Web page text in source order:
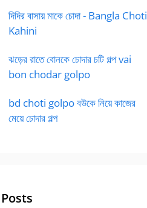
দিদির বাসায় মাকে চোদা - Bangla Choti
Kahini
ঝড়ের রাতে বোনকে চোদার চটি গল্প vai
bon chodar golpo
bd choti golpo বউকে নিয়ে কাজের
মেয়ে চোদার গল্প